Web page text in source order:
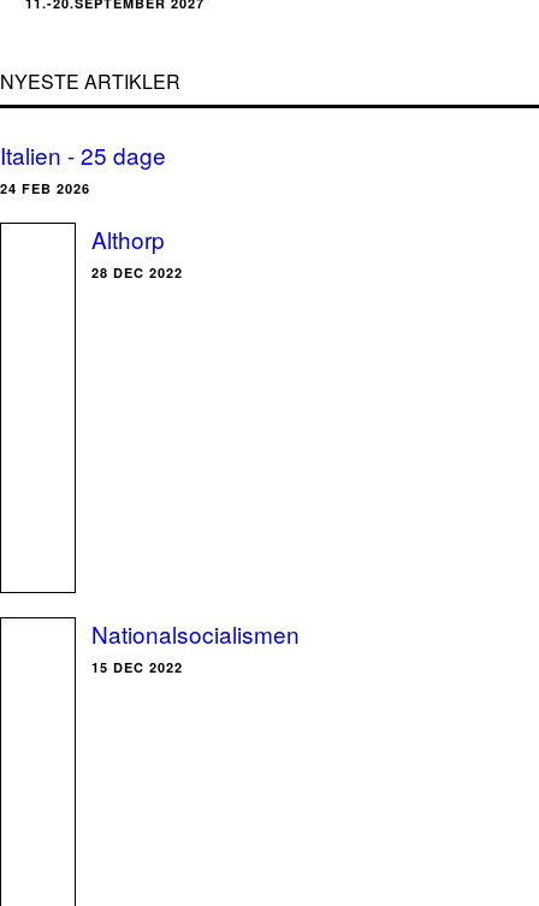
NYESTE ARTIKLER
Italien - 25 dage
24 FEB 2026
Althorp
28 DEC 2022
Nationalsocialismen
15 DEC 2022